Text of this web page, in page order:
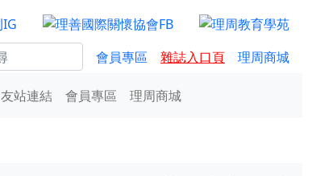
會員專區 雜誌入口頁 理周商城
友站連結 會員專區 理周商城